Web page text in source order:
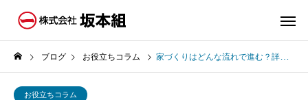
ブログ お役立ちコラム 家づくりはどんな流れで進む？詳しく解説します！
お役立ちコラム